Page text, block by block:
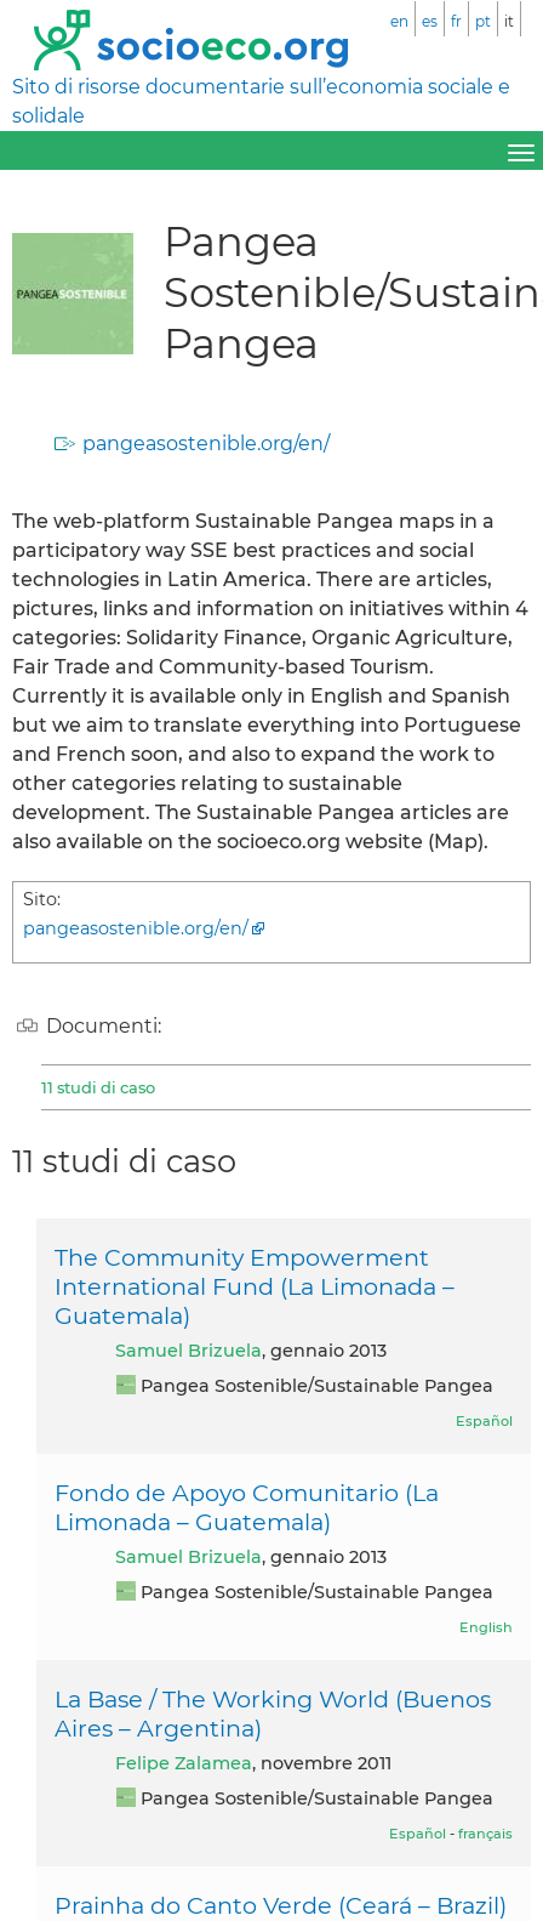
Sito di risorse documentarie sull’economia sociale e
solidale
en es fr pt it
Pangea
Sostenible/
Pangea
pangeasostenible.org/en/
The web-platform Sustainable Pangea maps in a
participatory way SSE best practices and social
technologies in Latin America. There are articles,
pictures, links and information on initiatives within 4
categories: Solidarity Finance, Organic Agriculture,
Fair Trade and Community-based Tourism.
Currently it is available only in English and Spanish
but we aim to translate everything into Portuguese
and French soon, and also to expand the work to
other categories relating to sustainable
development. The Sustainable Pangea articles are
also available on the socioeco.org website (Map).
Sito:
pangeasostenible.org/en/
Documenti:
11 studi di caso
11 studi di caso
The Community Empowerment
International Fund (La Limonada –
Guatemala)
Samuel Brizuela, gennaio 2013
Pangea Sostenible/Sustainable Pangea
Español
Fondo de Apoyo Comunitario (La
Limonada – Guatemala)
Samuel Brizuela, gennaio 2013
Pangea Sostenible/Sustainable Pangea
English
La Base / The Working World (Buenos
Aires – Argentina)
Felipe Zalamea, novembre 2011
Pangea Sostenible/Sustainable Pangea
Español - français
Prainha do Canto Verde (Ceará – Brazil)